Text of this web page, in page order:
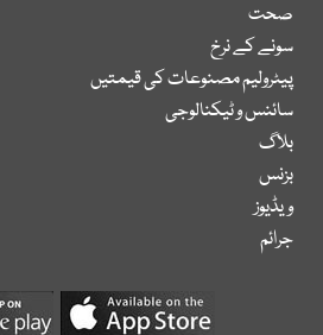
صحت
سونے کے نرخ
پیٹرولیم مصنوعات کی قیمتیں
سائنس و ٹیکنالوجی
بلاگ
بزنس
ویڈیوز
جرائم